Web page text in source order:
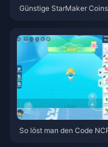
Günstige StarMaker
So löst man den Code